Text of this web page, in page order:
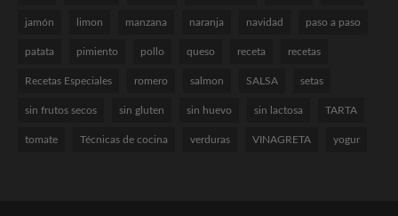
jamón limon manzana naranja navidad paso a paso
patata pimiento pollo queso receta recetas
Recetas Especiales romero salmon SALSA setas
sin frutos secos sin gluten sin huevo sin lactosa TARTA
tomate Técnicas de cocina verduras VINAGRETA yogur